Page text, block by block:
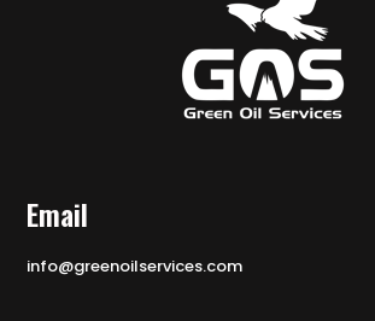
Email
info@greenoilservices.com